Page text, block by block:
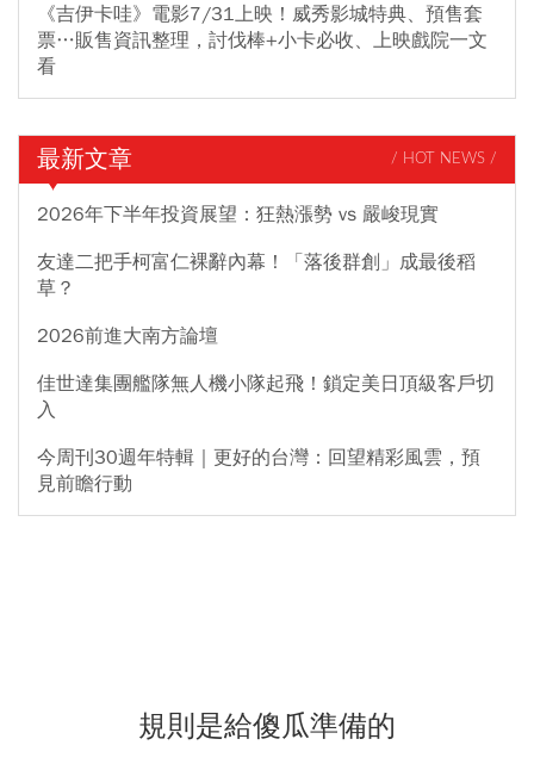
《吉伊卡哇》電影7/31上映！威秀影城特典、預售套
票…販售資訊整理，討伐棒+小卡必收、上映戲院一文
看
最新文章 / HOT NEWS /
2026年下半年投資展望：狂熱漲勢 vs 嚴峻現實
友達二把手柯富仁裸辭內幕！「落後群創」成最後稻
草？
2026前進大南方論壇
佳世達集團艦隊無人機小隊起飛！鎖定美日頂級客戶切
入
今周刊30週年特輯｜更好的台灣：回望精彩風雲，預
見前瞻行動
規則是給傻瓜準備的